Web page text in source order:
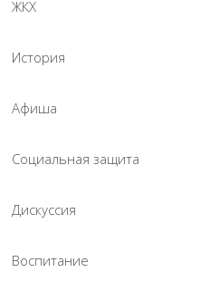
ЖКХ
История
Афиша
Социальная защита
Дискуссия
Воспитание